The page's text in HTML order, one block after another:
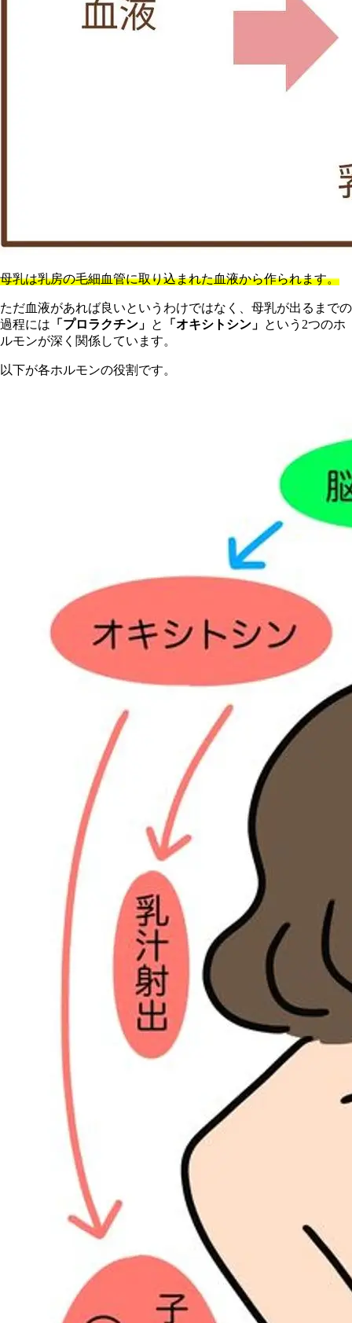
母乳は乳房の毛細血管に取り込まれた血液から作られます。
ただ血液があれば良いというわけではなく、母乳が出るまでの
過程には 「プロラクチン」 と 「オキシトシン」 という2つのホ
ルモンが深く関係しています。
以下が各ホルモンの役割です。